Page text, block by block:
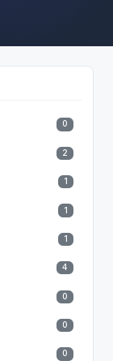
0
2
1
1
1
4
0
0
0